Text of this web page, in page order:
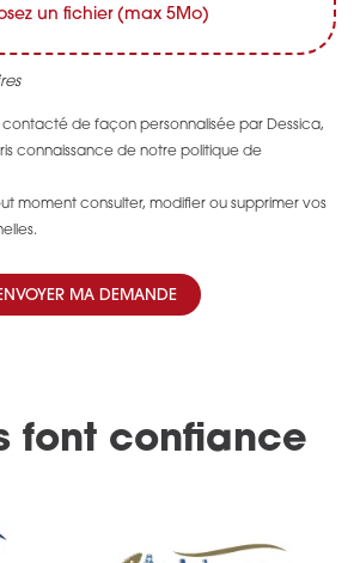
un fichier (max 5Mo)
de façon personnalisée par Dessica,
connaissance de notre politique de
moment consulter, modifier ou supprimer vos
font confiance